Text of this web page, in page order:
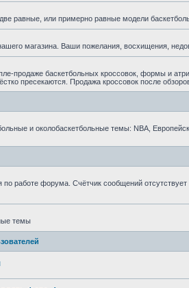
равные, или примерно равные модели
магазина. Ваши пожелания, восхищения,
продаже баскетбольных кроссовок, формы и
пресекаются. Продажа кроссовок после
и околобаскетбольные темы: NBA,
работе форума. Счётчик сообщений отсутствует
темы